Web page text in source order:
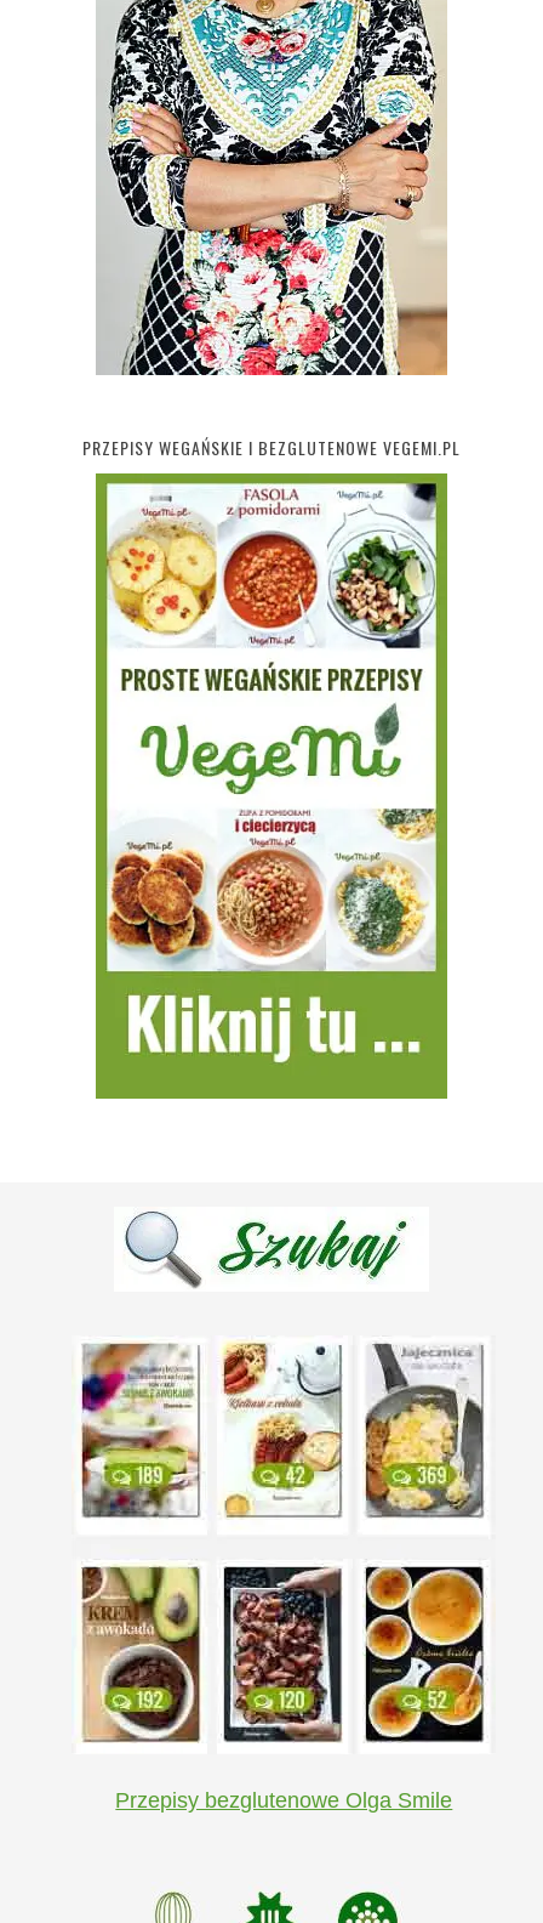
PRZEPISY WEGAŃSKIE I BEZGLUTENOWE VEGEMI.PL
Przepisy bezglutenowe Olga Smile